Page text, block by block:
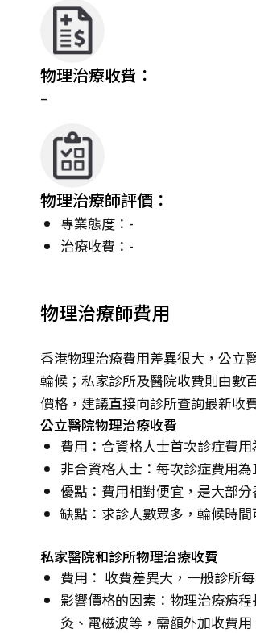
物理治療收費：
–
物理治療師評價：
專業態度：-
治療收費：-
物理治療師費用
香港物理治療費用差異很大，公立
輪候；私家診所及醫院收費則由數
價格，建議直接向診所查詢最新收
公立醫院物理治療收費
費用：合資格人士首次診症費
非合資格人士：每次診症費用為
優點：費用相對便宜，是大部分
缺點：求診人數眾多，輪候時間
私家醫院和診所物理治療收費
費用： 收費差異大，一般診所
影響價格的因素：物理治療療
灸、電磁波等，需額外加收費